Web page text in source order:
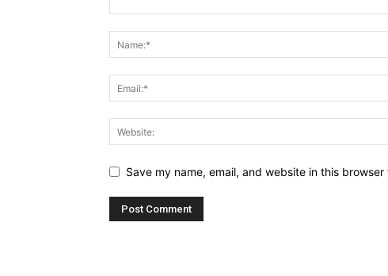
Save my name, email, and website in this